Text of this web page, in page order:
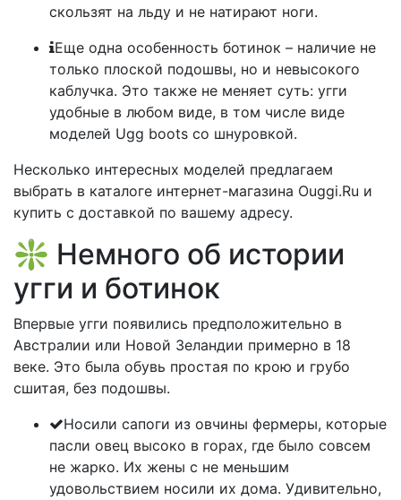
скользят на льду и не натирают ноги.
Еще одна особенность ботинок – наличие не
только плоской подошвы, но и невысокого
каблучка. Это также не меняет суть: угги
удобные в любом виде, в том числе виде
моделей Ugg boots со шнуровкой.
Несколько интересных моделей предлагаем
выбрать в каталоге интернет-магазина Ouggi.Ru и
купить с доставкой по вашему адресу.
❇️ Немного об истории
угги и ботинок
Впервые угги появились предположительно в
Австралии или Новой Зеландии примерно в 18
веке. Это была обувь простая по крою и грубо
сшитая, без подошвы.
Носили сапоги из овчины фермеры, которые
пасли овец высоко в горах, где было совсем
не жарко. Их жены с не меньшим
удовольствием носили их дома. Удивительно,